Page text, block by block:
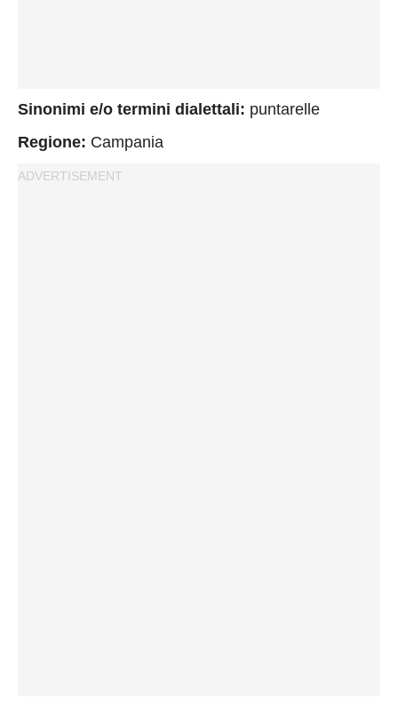
Sinonimi e/o termini dialettali: puntarelle
Regione: Campania